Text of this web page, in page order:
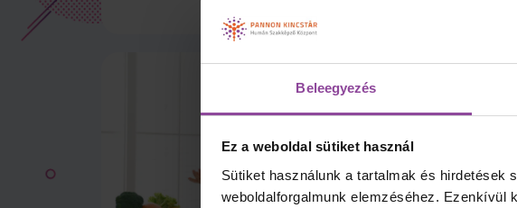
Beleegyezés
Ez a weboldal sütiket használ
Sütiket használunk a tartalmak és
weboldalforgalmunk elemzéséhez. Ezenkívül